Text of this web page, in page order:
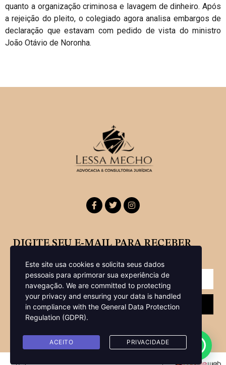
quanto a organização criminosa e lavagem de dinheiro. Após
a rejeição do pleito, o colegiado agora analisa embargos de
declaração que estavam com pedido de vista do ministro
João Otávio de Noronha.
DIGITE SEU E-MAIL PARA RECEBER
Enviar
Copyright © 2022 Lessa Mecho Advocacia -Todos os direitos reservados |
Este site usa cookies e solicita seus dados
pessoais para aprimorar sua experiência de
navegação. We are committed to protecting
your privacy and ensuring your data is handled
in compliance with the General Data Protection
Regulation (GDPR).
ACEITO PRIVACIDADE